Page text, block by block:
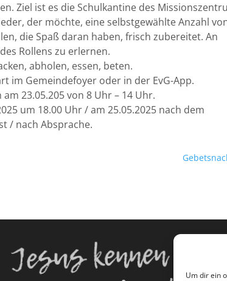
Um dir ein
Ziel ist es die Schulkantine des
der möchte, eine selbstgewählte Anzahl
die Spaß daran haben, frisch zubereitet. An
Rollens zu erlernen.
abholen, essen, beten.
im Gemeindefoyer oder in der EvG-App.
23.05.205 von 8 Uhr – 14 Uhr.
um 18.00 Uhr / am 25.05.2025 nach dem
/ nach Absprache.
Jesus kennen